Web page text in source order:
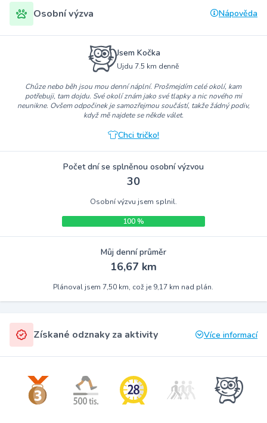
Osobní výzva Nápověda
Jsem Kočka
Ujdu 7.5 km denně
Chůze nebo běh jsou mou denní náplní. Prošmejdím celé okolí, kam
potřebuji, tam dojdu. Své okolí znám jako své tlapky a nic nového mi
neunikne. Ovšem odpočinek je samozřejmou součástí, takže žádný podiv,
když mě najdete se někde válet.
Chci tričko!
Počet dní se splněnou osobní výzvou
30
Osobní výzvu jsem splnil.
100 %
Můj denní průměr
16,67 km
Plánoval jsem 7,50 km, což je 9,17 km nad plán.
Získané odznaky za aktivity Více informací